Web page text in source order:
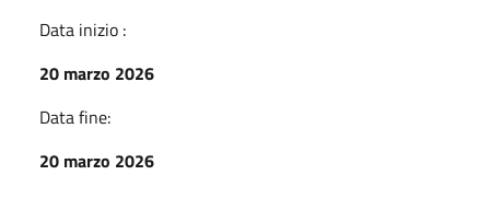
Data inizio :
20 marzo 2026
Data fine:
20 marzo 2026